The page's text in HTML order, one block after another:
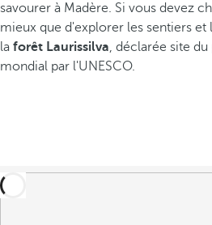
savourer à Madère. Si vous devez
mieux que d'explorer les sentiers et
la forêt Laurissilva, déclarée site
mondial par l'UNESCO.